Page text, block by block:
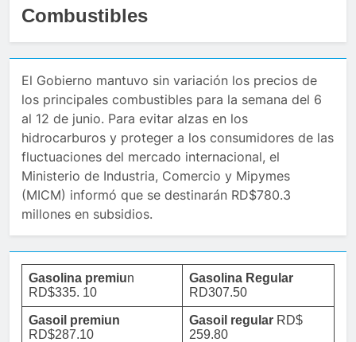
Combustibles
El Gobierno mantuvo sin variación los precios de
los principales combustibles para la semana del 6
al 12 de junio. Para evitar alzas en los
hidrocarburos y proteger a los consumidores de las
fluctuaciones del mercado internacional, el
Ministerio de Industria, Comercio y Mipymes
(MICM) informó que se destinarán RD$780.3
millones en subsidios.
Gasolina premiun
RD$335. 10
Gasolina Regular
RD307.50
Gasoil premiun
RD$287.10
Gasoil regular RD$
259.80